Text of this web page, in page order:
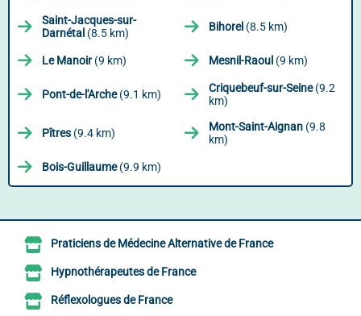
Saint-Jacques-sur-
Darnétal (8.5 km) Bihorel (8.5 km)
Le Manoir(9 km) Mesnil-Raoul (9 km)
Pont-de-l'Arche(9.1 km) Criquebeuf-sur-Seine(9.2
km)
Pîtres (9.4 km) Mont-Saint-Aignan (9.8
km)
Bois-Guillaume(9.9 km)
Praticiens de Médecine Alternative de France
Hypnothérapeutes de France
Réflexologues de France